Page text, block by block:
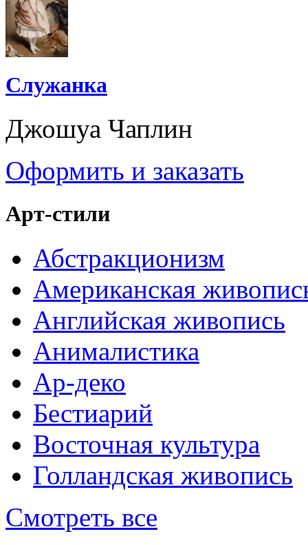
Служанка
Джошуа Чаплин
Оформить и заказать
Арт-стили
Абстракционизм
Американская
Английская живопись
Анималистика
Ар-деко
Бестиарий
Восточная культура
Голландская живопись
Смотреть все